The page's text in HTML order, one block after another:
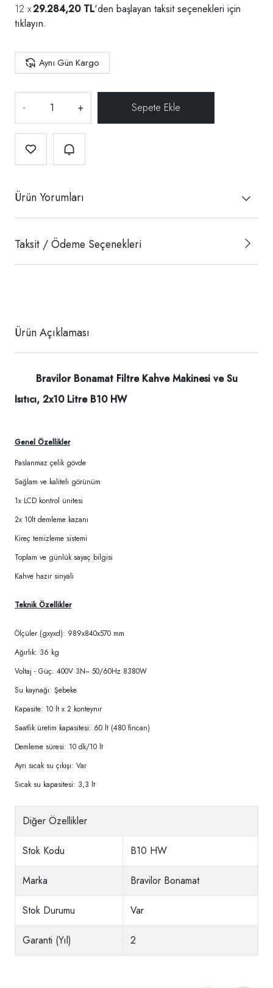
29.284,20 TL'den başlayan taksit seçenekleri için
tıklayın.
Aynı Gün Kargo
- +
Ürün Yorumları
Taksit / Ödeme Seçenekleri
Ürün Açıklaması
Bravilor Bonamat Filtre Kahve Makinesi ve Su
Isıtıcı, 2x10 Litre B10 HW
Genel Özellikler
Paslanmaz çelik gövde
Sağlam ve kaliteli görünüm
1x LCD kontrol ünitesi
2x 10lt demleme kazanı
Kireç temizleme sistemi
Toplam ve günlük sayaç bilgisi
Kahve hazır sinyali
Teknik Özellikler
Ölçüler (gxyxd): 989x840x570 mm
Ağırlık: 36 kg
Voltaj - Güç: 400V 3N~ 50/60Hz 8380W
Su kaynağı: Şebeke
Kapasite: 10 lt x 2 konteynır
Saatlik üretim kapasitesi: 60 lt (480 fincan)
Demleme süresi: 10 dk/10 lt
Ayrı sıcak su çıkışı: Var
Sıcak su kapasitesi: 3,3 lt
Diğer Özellikler
Stok Kodu B10 HW
Marka Bravilor Bonamat
Stok Durumu Var
Garanti (Yıl) 2